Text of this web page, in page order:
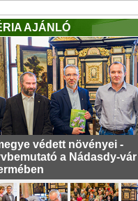
AJÁNLÓ
védett növényei -
a Nádasdy-vár